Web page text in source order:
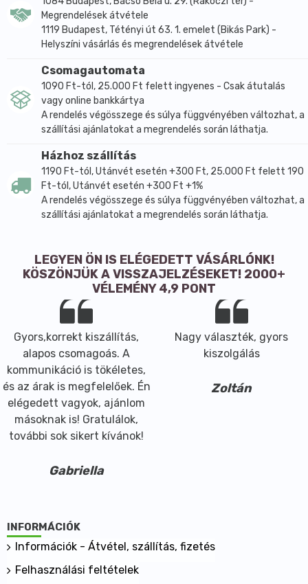
Megrendelések átvétele
1119 Budapest, Tétényi út 63. 1. emelet (Bikás Park) -
Helyszíni vásárlás és megrendelések átvétele
Csomagautomata
1090 Ft-tól, 25.000 Ft felett ingyenes - Csak átutalás
vagy online bankkártya
A rendelés végösszege és súlya függvényében változhat, a
szállítási ajánlatokat a megrendelés során láthatja.
Házhoz szállítás
1190 Ft-tól, Utánvét esetén +300 Ft, 25.000 Ft felett 190
Ft-tól, Utánvét esetén +300 Ft +1%
A rendelés végösszege és súlya függvényében változhat, a
szállítási ajánlatokat a megrendelés során láthatja.
LEGYEN ÖN IS ELÉGEDETT VÁSÁRLÓNK!
KÖSZÖNJÜK A VISSZAJELZÉSEKET! 2000+
VÉLEMÉNY 4,9 PONT
Gyors,korrekt kiszállítás,
alapos csomagoás. A
kommunikáció is tökéletes,
és az árak is megfelelőek. Én
elégedett vagyok, ajánlom
másoknak is! Gratulálok,
további sok sikert kívánok!
Gabriella
Nagy választék, gyors
kiszolgálás
Zoltán
INFORMÁCIÓK
Információk - Átvétel, szállítás, fizetés
Felhasználási feltételek